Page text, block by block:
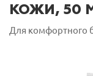
КОЖИ, 50
Для комфортного